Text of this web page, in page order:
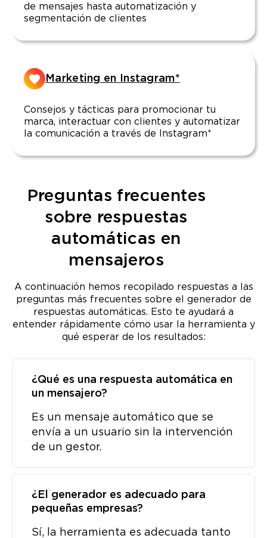
de mensajes hasta automatización y
segmentación de clientes
Marketing en Instagram*
Consejos y tácticas para promocionar tu
marca, interactuar con clientes y automatizar
la comunicación a través de Instagram*
Preguntas frecuentes
sobre respuestas
automáticas en
mensajeros
A continuación hemos recopilado respuestas a las
preguntas más frecuentes sobre el generador de
respuestas automáticas. Esto te ayudará a
entender rápidamente cómo usar la herramienta y
qué esperar de los resultados:
¿Qué es una respuesta automática en
un mensajero?
Es un mensaje automático que se
envía a un usuario sin la intervención
de un gestor.
¿El generador es adecuado para
pequeñas empresas?
Sí, la herramienta es adecuada tanto